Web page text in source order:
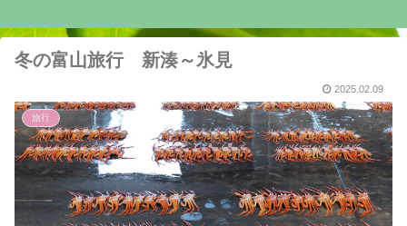
冬の富山旅行 新湊～氷見
2025.02.09
旅行